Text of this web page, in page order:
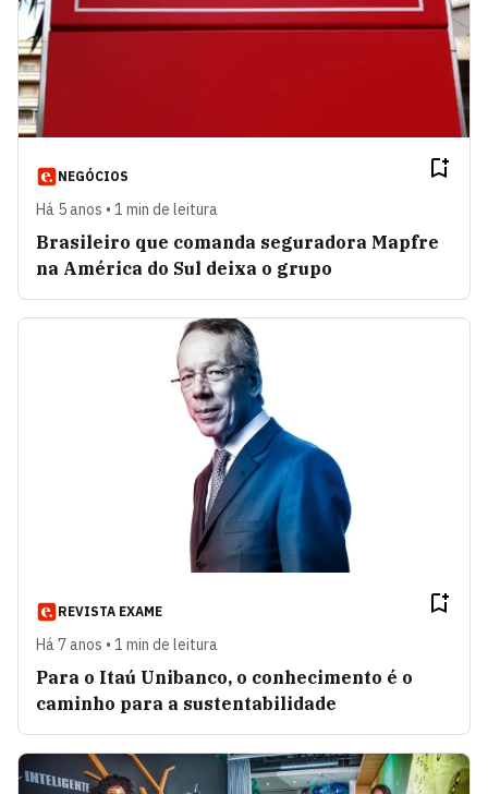
NEGÓCIOS
Há 5 anos • 1 min de leitura
Brasileiro que comanda seguradora Mapfre
na América do Sul deixa o grupo
REVISTA EXAME
Há 7 anos • 1 min de leitura
Para o Itaú Unibanco, o conhecimento é o
caminho para a sustentabilidade